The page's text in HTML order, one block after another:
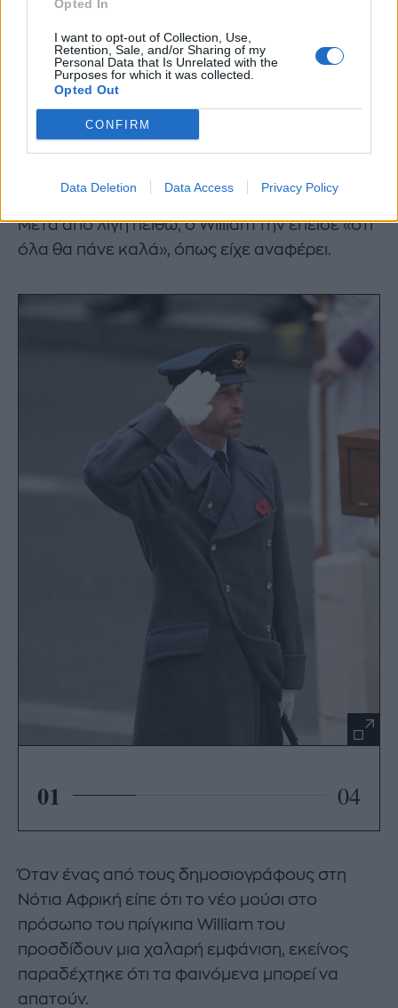
Opted In
I want to opt-out of Collection, Use,
Retention, Sale, and/or Sharing of my
Personal Data that Is Unrelated with the
Purposes for which it was collected.
Opted Out
CONFIRM
Data Deletion Data Access Privacy Policy
Λοιπόν, στη Charlotte δεν άρεσε
την πρώτη φορά. Γέμισα δάκρυα,
την πρώτη φορά δάκρυσα, οπότε
έπρεπε να το ξυρίσω.
Μετά από λίγη πειθώ, ο William την έπεισε «ότι
όλα θα πάνε καλά», όπως είχε αναφέρει.
01 04
Όταν ένας από τους δημοσιογράφους στη
Νότια Αφρική είπε ότι το νέο μούσι στο
πρόσωπο του πρίγκιπα William του
προσδίδουν μια χαλαρή εμφάνιση, εκείνος
παραδέχτηκε ότι τα φαινόμενα μπορεί να
απατούν.